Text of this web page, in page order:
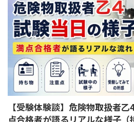
【受験体験談】危険物取扱者
点合格者が語るリアルな様子